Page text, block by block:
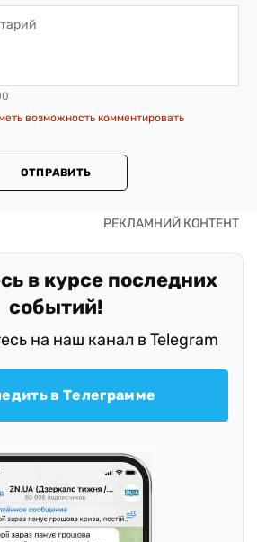
возможность комментировать
ОТПРАВИТЬ
в курсе последних
событий!
на наш канал в Telegram
в Телеграмме